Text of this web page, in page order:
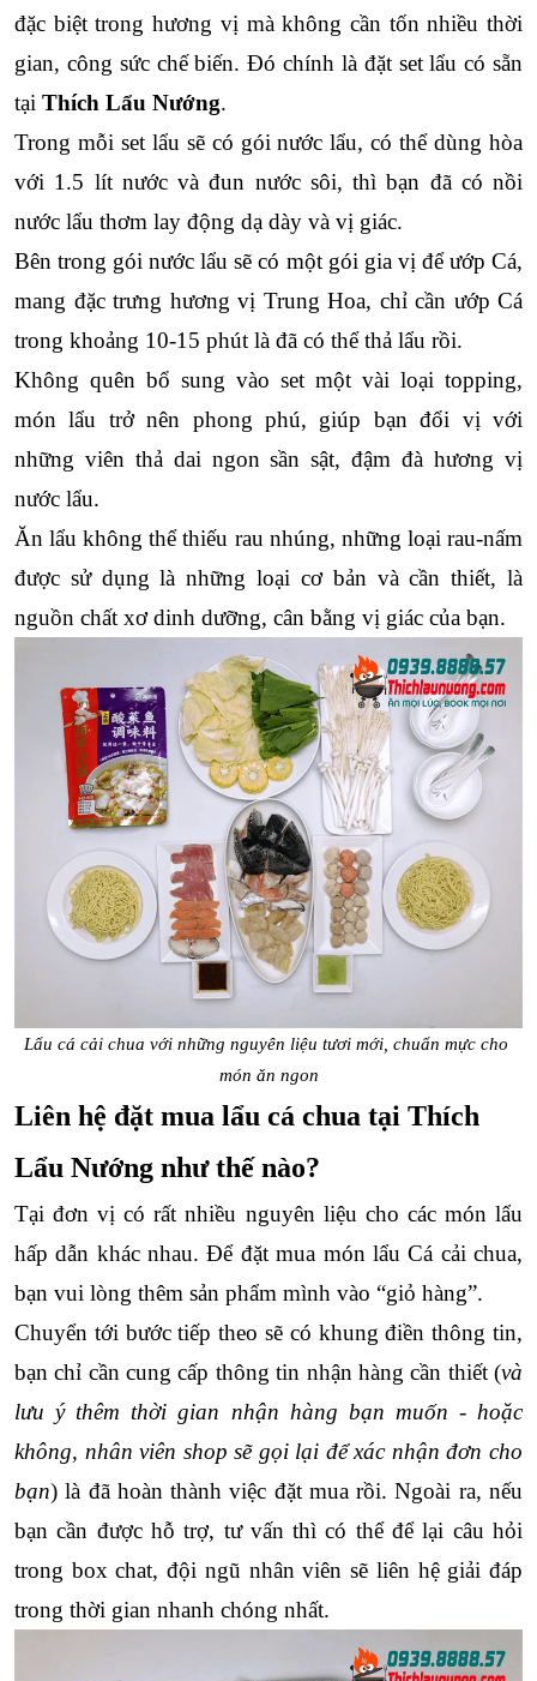
đặc biệt trong hương vị mà không cần tốn nhiều thời
gian, công sức chế biến. Đó chính là đặt set lẩu có sẵn
tại Thích Lẩu Nướng.
Trong mỗi set lẩu sẽ có gói nước lẩu, có thể dùng hòa
với 1.5 lít nước và đun nước sôi, thì bạn đã có nồi
nước lẩu thơm lay động dạ dày và vị giác.
Bên trong gói nước lẩu sẽ có một gói gia vị để ướp Cá,
mang đặc trưng hương vị Trung Hoa, chỉ cần ướp Cá
trong khoảng 10-15 phút là đã có thể thả lẩu rồi.
Không quên bổ sung vào set một vài loại topping,
món lẩu trở nên phong phú, giúp bạn đổi vị với
những viên thả dai ngon sần sật, đậm đà hương vị
nước lẩu.
Ăn lẩu không thể thiếu rau nhúng, những loại rau-nấm
được sử dụng là những loại cơ bản và cần thiết, là
nguồn chất xơ dinh dưỡng, cân bằng vị giác của bạn.
Lẩu cá cải chua với những nguyên liệu tươi mới, chuẩn mực cho
món ăn ngon
Liên hệ đặt mua lẩu cá chua tại Thích
Lẩu Nướng như thế nào?
Tại đơn vị có rất nhiều nguyên liệu cho các món lẩu
hấp dẫn khác nhau. Để đặt mua món lẩu Cá cải chua,
bạn vui lòng thêm sản phẩm mình vào “giỏ hàng”.
Chuyển tới bước tiếp theo sẽ có khung điền thông tin,
bạn chỉ cần cung cấp thông tin nhận hàng cần thiết (và
lưu ý thêm thời gian nhận hàng bạn muốn - hoặc
không, nhân viên shop sẽ gọi lại để xác nhận đơn cho
bạn) là đã hoàn thành việc đặt mua rồi. Ngoài ra, nếu
bạn cần được hỗ trợ, tư vấn thì có thể để lại câu hỏi
trong box chat, đội ngũ nhân viên sẽ liên hệ giải đáp
trong thời gian nhanh chóng nhất.